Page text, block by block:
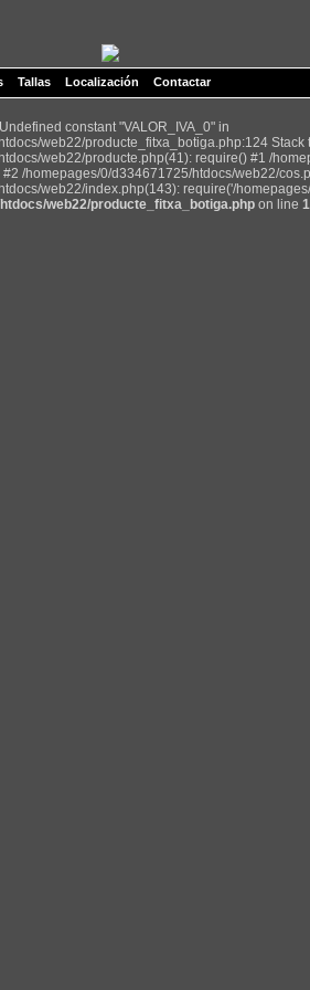
Tallas Localización Contactar
constant "VALOR_IVA_0" in
web22/producte_fitxa_botiga.php:124 Stack
web22/producte.php(41): require() #1 /
/homepages/0/d334671725/htdocs/web22/
web22/index.php(143): require('/
web22/producte_fitxa_botiga.php on line